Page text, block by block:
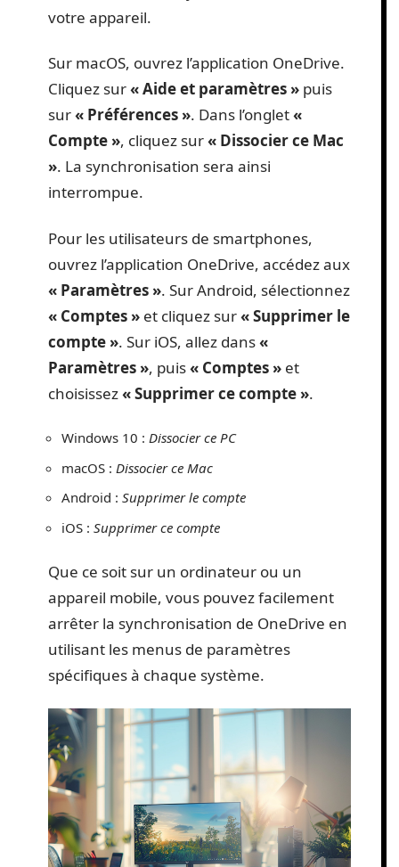
votre appareil.
Sur macOS, ouvrez l’application OneDrive.
Cliquez sur« Aide et paramètres » puis
sur« Préférences ». Dans l’onglet«
Compte », cliquez sur« Dissocier ce Mac
». La synchronisation sera ainsi
interrompue.
Pour les utilisateurs de smartphones,
ouvrez l’application OneDrive, accédez aux
« Paramètres ». Sur Android, sélectionnez
« Comptes » et cliquez sur« Supprimer le
compte ». Sur iOS, allez dans«
Paramètres », puis« Comptes » et
choisissez« Supprimer ce compte ».
Windows 10 : Dissocier ce PC
macOS : Dissocier ce Mac
Android : Supprimer le compte
iOS : Supprimer ce compte
Que ce soit sur un ordinateur ou un
appareil mobile, vous pouvez facilement
arrêter la synchronisation de OneDrive en
utilisant les menus de paramètres
spécifiques à chaque système.